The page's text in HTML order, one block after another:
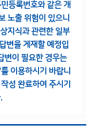
등록번호와 같은 개
노출 위험이 있으니
지식과 관련한 일부
변을 게재할 예정입
변이 필요한 경우는
'를 이용하시기 바랍니
성 완료하여 주시기